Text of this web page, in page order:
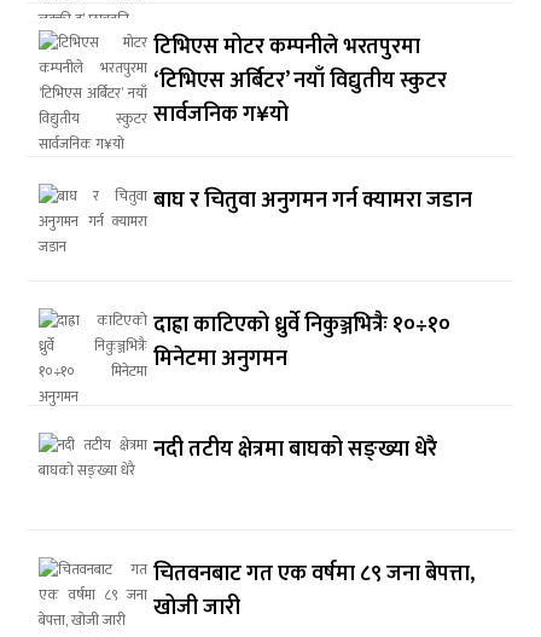
टिभिएस मोटर कम्पनीले भरतपुरमा
‘टिभिएस अर्बिटर’ नयाँ विद्युतीय स्कुटर
सार्वजनिक ग¥यो
बाघ र चितुवा अनुगमन गर्न क्यामरा जडान
दाह्रा काटिएको ध्रुर्वे निकुञ्जभित्रैः १०÷१०
मिनेटमा अनुगमन
नदी तटीय क्षेत्रमा बाघको सङ्ख्या धेरै
चितवनबाट गत एक वर्षमा ८९ जना बेपत्ता,
खोजी जारी